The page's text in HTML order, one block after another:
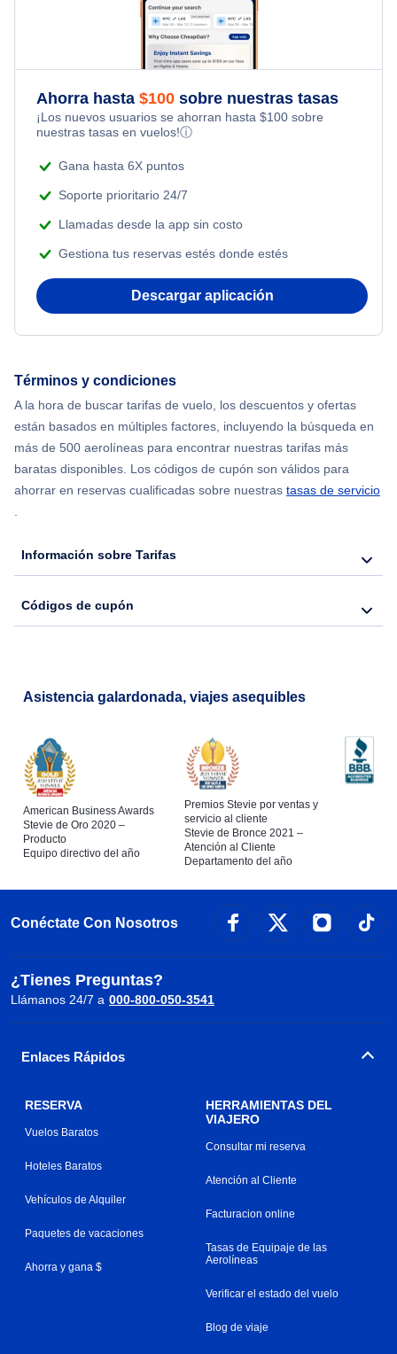
Ahorra hasta $100 sobre nuestras tasas
¡Los nuevos usuarios se ahorran hasta $100 sobre
nuestras tasas en vuelos!ⓘ
Gana hasta 6X puntos
Soporte prioritario 24/7
Llamadas desde la app sin costo
Gestiona tus reservas estés donde estés
Descargar aplicación
Términos y condiciones
A la hora de buscar tarifas de vuelo, los descuentos y ofertas
están basados en múltiples factores, incluyendo la búsqueda en
más de 500 aerolíneas para encontrar nuestras tarifas más
baratas disponibles. Los códigos de cupón son válidos para
ahorrar en reservas cualificadas sobre nuestras tasas de servicio
.
Información sobre Tarifas
Códigos de cupón
Asistencia galardonada, viajes asequibles
American Business Awards
Stevie de Oro 2020 –
Producto
Equipo directivo del año
Premios Stevie por ventas y
servicio al cliente
Stevie de Bronce 2021 –
Atención al Cliente
Departamento del año
Conéctate Con Nosotros
¿Tienes Preguntas?
Llámanos 24/7 a 000-800-050-3541
Enlaces Rápidos
RESERVA
Vuelos Baratos
Hoteles Baratos
Vehículos de Alquiler
Paquetes de vacaciones
Ahorra y gana $
HERRAMIENTAS DEL
VIAJERO
Consultar mi reserva
Atención al Cliente
Facturacion online
Tasas de Equipaje de las
Aerolíneas
Verificar el estado del vuelo
Blog de viaje